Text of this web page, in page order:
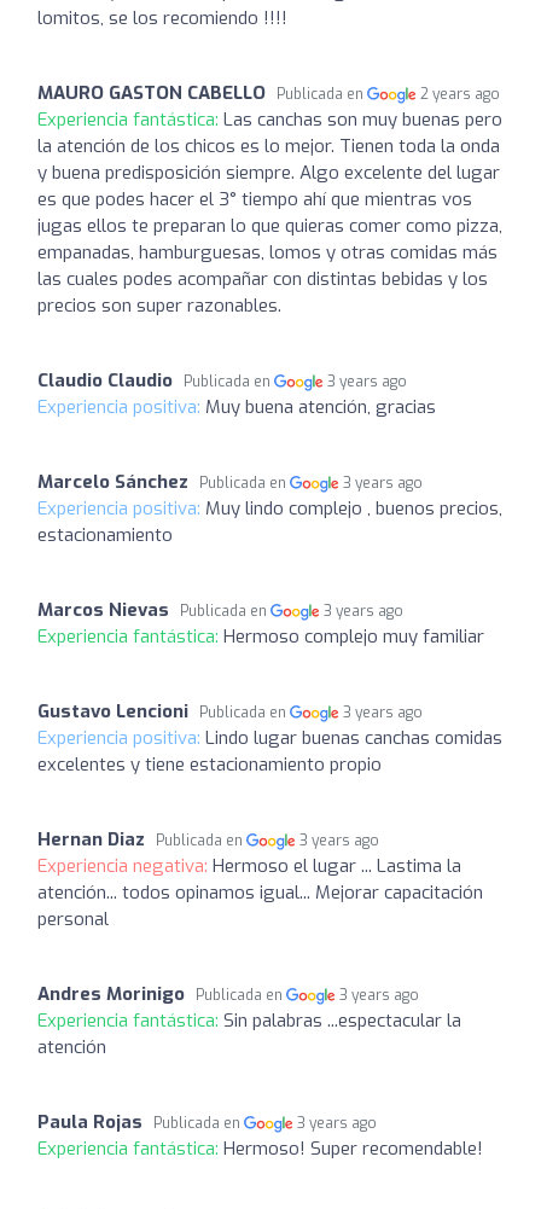
lomitos, se los recomiendo !!!!
MAURO GASTON CABELLO Publicada en 2 years ago
Experiencia fantástica: Las canchas son muy buenas pero
la atención de los chicos es lo mejor. Tienen toda la onda
y buena predisposición siempre. Algo excelente del lugar
es que podes hacer el 3° tiempo ahí que mientras vos
jugas ellos te preparan lo que quieras comer como pizza,
empanadas, hamburguesas, lomos y otras comidas más
las cuales podes acompañar con distintas bebidas y los
precios son super razonables.
Claudio Claudio Publicada en 3 years ago
Experiencia positiva: Muy buena atención, gracias
Marcelo Sánchez Publicada en 3 years ago
Experiencia positiva: Muy lindo complejo , buenos precios,
estacionamiento
Marcos Nievas Publicada en 3 years ago
Experiencia fantástica: Hermoso complejo muy familiar
Gustavo Lencioni Publicada en 3 years ago
Experiencia positiva: Lindo lugar buenas canchas comidas
excelentes y tiene estacionamiento propio
Hernan Diaz Publicada en 3 years ago
Experiencia negativa: Hermoso el lugar ... Lastima la
atención... todos opinamos igual... Mejorar capacitación
personal
Andres Morinigo Publicada en 3 years ago
Experiencia fantástica: Sin palabras ...espectacular la
atención
Paula Rojas Publicada en 3 years ago
Experiencia fantástica: Hermoso! Super recomendable!